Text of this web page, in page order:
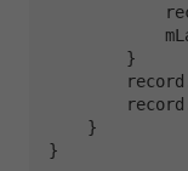
        }
    }